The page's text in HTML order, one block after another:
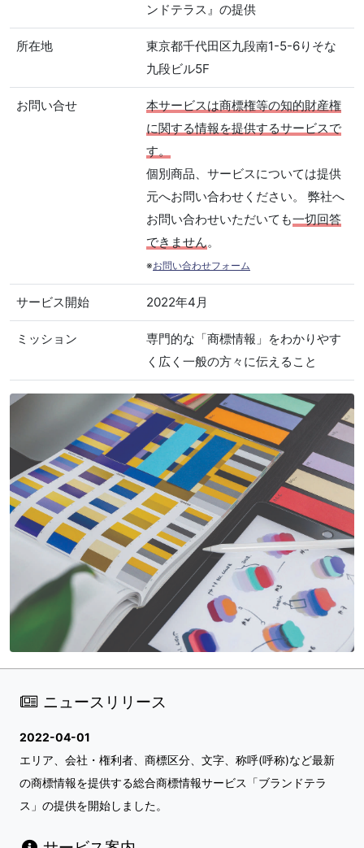
ンドテラス』の提供
所在地
東京都千代田区九段南1-5-6りそな
九段ビル5F
お問い合せ
本サービスは商標権等の知的財産権
に関する情報を提供するサービスで
す。
個別商品、サービスについては提供
元へお問い合わせください。 弊社へ
お問い合わせいただいても一切回答
できません。
※お問い合わせフォーム
サービス開始 2022年4月
ミッション
専門的な「商標情報」をわかりやす
く広く一般の方々に伝えること
ニュースリリース
2022-04-01
エリア、会社・権利者、商標区分、文字、称呼(呼称)など最新
の商標情報を提供する総合商標情報サービス「ブランドテラ
ス」の提供を開始しました。